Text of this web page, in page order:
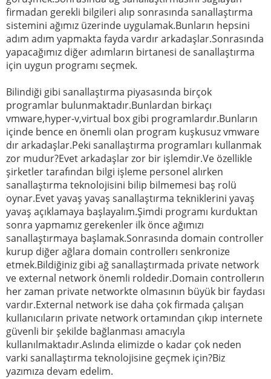
firmadan gerekli bilgileri alıp sonrasında sanallaştırma
sistemini ağımız üzerinde uygulamak.Bunların hepsini
adım adım yapmakta fayda vardır arkadaşlar.Sonrasında
yapacağımız diğer adımların birtanesi de sanallaştırma
için uygun programı seçmek.
Bilindiği gibi sanallaştırma piyasasında birçok
programlar bulunmaktadır.Bunlardan birkaçı
vmware,hyper-v,virtual box gibi programlardır.Bunların
içinde bence en önemli olan program kuşkusuz vmware
dır arkadaşlar.Peki sanallaştırma programları kullanmak
zor mudur?Evet arkadaşlar zor bir işlemdir.Ve özellikle
şirketler tarafından bilgi işleme personel alırken
sanallaştırma teknolojisini bilip bilmemesi baş rolü
oynar.Evet yavaş yavaş sanallaştırma tekniklerini yavaş
yavaş açıklamaya başlayalım.Şimdi programı kurduktan
sonra yapmamız gerekenler ilk önce ağımızı
sanallaştırmaya başlamak.Sonrasında domain controller
kurup diğer ağlara domain controllerı senkronize
etmek.Bildiğiniz gibi ağ sanallaştırmada private network
ve external network önemli roldedir.Domain controllerın
her zaman private networkte olmasının büyük bir faydası
vardır.External network ise daha çok firmada çalışan
kullanıcıların private network ortamından çıkıp internete
güvenli bir şekilde bağlanması amacıyla
kullanılmaktadır.Aslında elimizde o kadar çok neden
varki sanallaştırma teknolojisine geçmek için?Biz
yazımıza devam edelim.